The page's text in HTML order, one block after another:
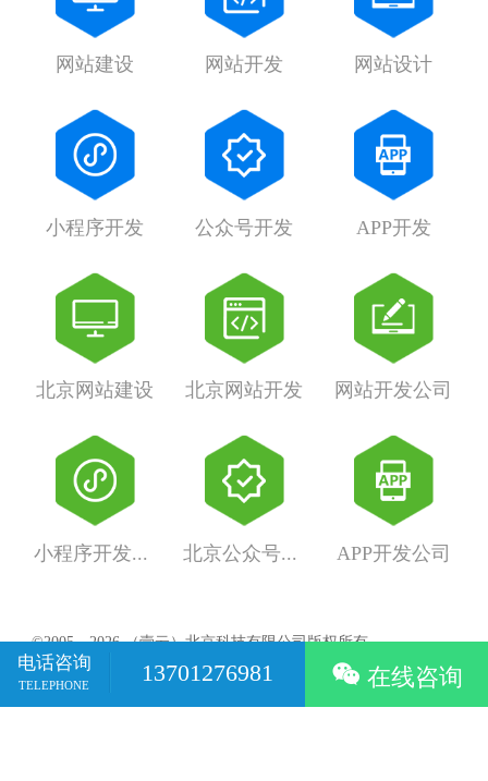
网站建设 网站开发 网站设计
小程序开发 公众号开发 APP开发
北京网站建设 北京网站开发 网站开发公司
APP开发公司
©2005－2026 （壹云）北京科技有限公司版权所有
京ICP备05064978号
地址：北京市海淀区西三环北路89号中国外文大厦B座3层
电话咨询
TELEPHONE
13701276981  在线咨询